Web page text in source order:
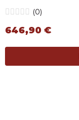
(0)
646,90 €
Ta izdelek ima